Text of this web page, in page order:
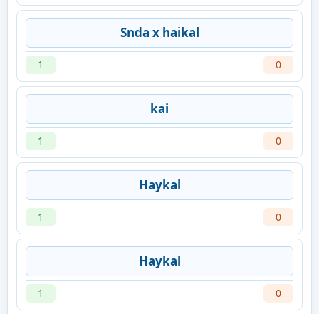
Snda x haikal
1 0
kai
1 0
Haykal
1 0
Haykal
1 0